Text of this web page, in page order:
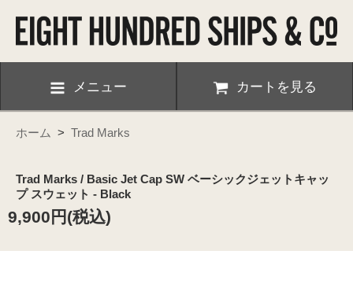
メニュー カートを見る
ホーム > Trad Marks
Trad Marks / Basic Jet Cap SW ベーシックジェットキャッ
プ スウェット - Black
9,900円(税込)